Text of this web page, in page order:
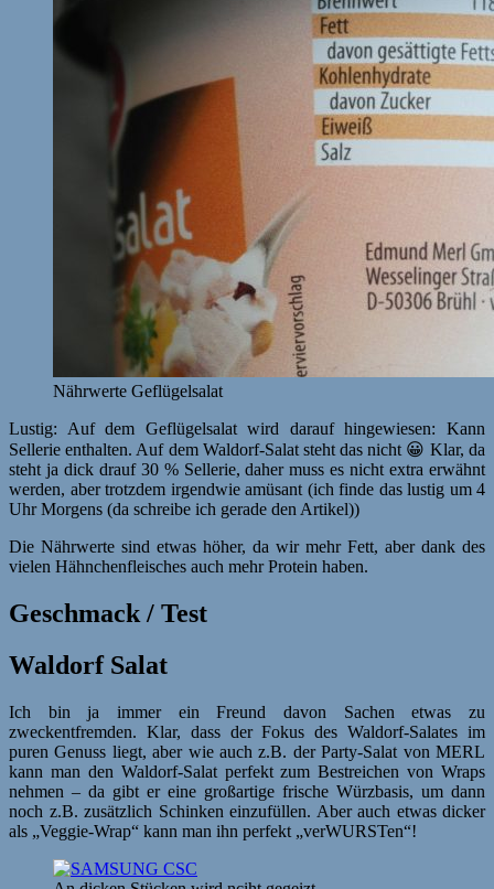
Nährwerte Geflügelsalat
Lustig: Auf dem Geflügelsalat wird darauf hingewiesen: Kann
Sellerie enthalten. Auf dem Waldorf-Salat steht das nicht 😀 Klar, da
steht ja dick drauf 30 % Sellerie, daher muss es nicht extra erwähnt
werden, aber trotzdem irgendwie amüsant (ich finde das lustig um 4
Uhr Morgens (da schreibe ich gerade den Artikel))
Die Nährwerte sind etwas höher, da wir mehr Fett, aber dank des
vielen Hähnchenfleisches auch mehr Protein haben.
Geschmack / Test
Waldorf Salat
Ich bin ja immer ein Freund davon Sachen etwas zu
zweckentfremden. Klar, dass der Fokus des Waldorf-Salates im
puren Genuss liegt, aber wie auch z.B. der Party-Salat von MERL
kann man den Waldorf-Salat perfekt zum Bestreichen von Wraps
nehmen – da gibt er eine großartige frische Würzbasis, um dann
noch z.B. zusätzlich Schinken einzufüllen. Aber auch etwas dicker
als „Veggie-Wrap“ kann man ihn perfekt „verWURSTen“!